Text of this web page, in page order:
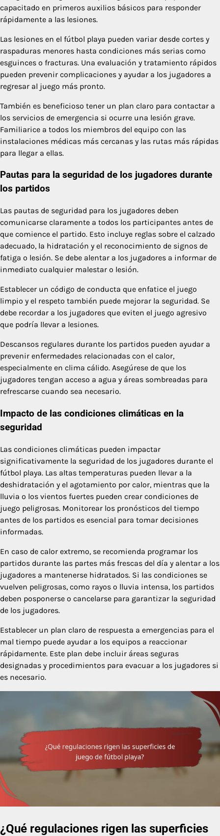
capacitado en primeros auxilios básicos para responder
rápidamente a las lesiones.
Las lesiones en el fútbol playa pueden variar desde cortes y
raspaduras menores hasta condiciones más serias como
esguinces o fracturas. Una evaluación y tratamiento rápidos
pueden prevenir complicaciones y ayudar a los jugadores a
regresar al juego más pronto.
También es beneficioso tener un plan claro para contactar a
los servicios de emergencia si ocurre una lesión grave.
Familiarice a todos los miembros del equipo con las
instalaciones médicas más cercanas y las rutas más rápidas
para llegar a ellas.
Pautas para la seguridad de los jugadores durante
los partidos
Las pautas de seguridad para los jugadores deben
comunicarse claramente a todos los participantes antes de
que comience el partido. Esto incluye reglas sobre el calzado
adecuado, la hidratación y el reconocimiento de signos de
fatiga o lesión. Se debe alentar a los jugadores a informar de
inmediato cualquier malestar o lesión.
Establecer un código de conducta que enfatice el juego
limpio y el respeto también puede mejorar la seguridad. Se
debe recordar a los jugadores que eviten el juego agresivo
que podría llevar a lesiones.
Descansos regulares durante los partidos pueden ayudar a
prevenir enfermedades relacionadas con el calor,
especialmente en clima cálido. Asegúrese de que los
jugadores tengan acceso a agua y áreas sombreadas para
refrescarse cuando sea necesario.
Impacto de las condiciones climáticas en la
seguridad
Las condiciones climáticas pueden impactar
significativamente la seguridad de los jugadores durante el
fútbol playa. Las altas temperaturas pueden llevar a la
deshidratación y el agotamiento por calor, mientras que la
lluvia o los vientos fuertes pueden crear condiciones de
juego peligrosas. Monitorear los pronósticos del tiempo
antes de los partidos es esencial para tomar decisiones
informadas.
En caso de calor extremo, se recomienda programar los
partidos durante las partes más frescas del día y alentar a los
jugadores a mantenerse hidratados. Si las condiciones se
vuelven peligrosas, como rayos o lluvia intensa, los partidos
deben posponerse o cancelarse para garantizar la seguridad
de los jugadores.
Establecer un plan claro de respuesta a emergencias para el
mal tiempo puede ayudar a los equipos a reaccionar
rápidamente. Este plan debe incluir áreas seguras
designadas y procedimientos para evacuar a los jugadores si
es necesario.
¿Qué regulaciones rigen las superficies